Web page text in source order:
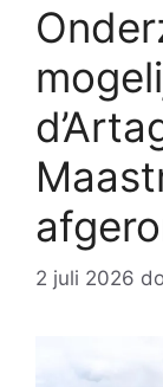
2 juli 2026